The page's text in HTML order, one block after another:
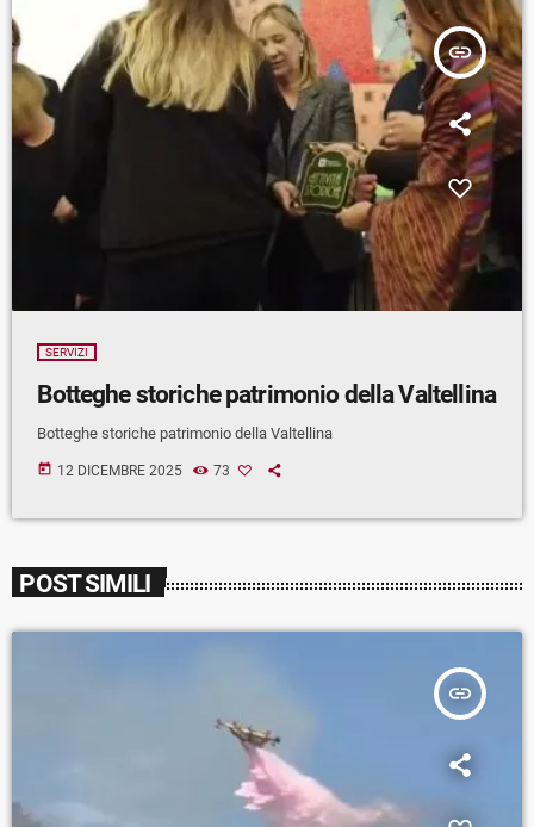
insert_link
SERVIZI
Botteghe storiche patrimonio della Valtellina
Botteghe storiche patrimonio della Valtellina
today 12 DICEMBRE 2025 73
POST SIMILI
insert_link